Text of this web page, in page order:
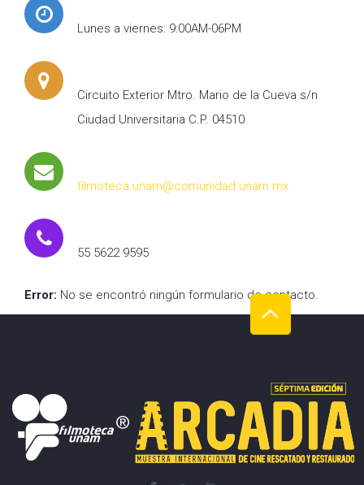
Lunes a viernes: 9:00AM-06PM
Circuito Exterior Mtro. Mario de la Cueva s/n
Ciudad Universitaria C.P. 04510
filmoteca.unam@comunidad.unam.mx
55 5622 9595
Error: No se encontró ningún formulario de contacto.